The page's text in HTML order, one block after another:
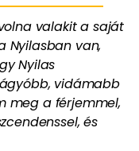
valakit a saját
Nyilasban van,
Nyilas
vidámabb
meg a férjemmel,
és